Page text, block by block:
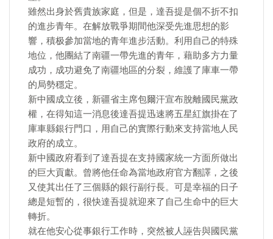
雖然出身於舊貴族家庭，但是，達吾提是個不折不扣
的進步青年。在解放戰爭期間他深受先進思想的影
響，積极參加當地的青年進步活動。利用自己的特殊
地位，他團結了南疆一帶先進的青年，藉助多方力量
成功，成功避免了南疆地區的分裂，維護了庫車一帶
的局勢穩定。
新中國成立後，新疆省主席包爾汗宣布脫離國民黨政
權，在得知這一消息後達吾提迅速將五星紅旗掛在了
庫車縣銀行門口，用自己的實際行動來支持當地人民
政府的成立。
新中國政府看到了達吾提在支持國家統一方面所做出
的巨大貢獻。曾將他任命為當地政府官方翻譯，之後
又使其出任了三個縣的銀行副行長。可是幸福的日子
總是短暫的，很快達吾提就迎來了自己生命中的巨大
轉折。
就在他安心從事銀行工作時，突然被人誣告與國民黨